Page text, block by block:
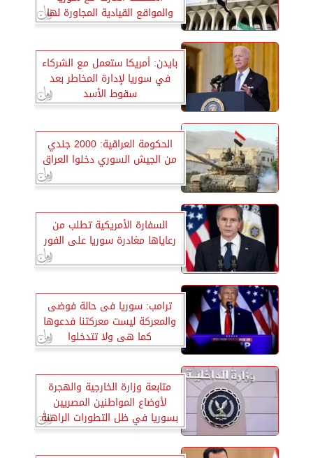
والمواقع القيادية المجاورة لها
بايدن: أمريكا ستعمل مع الشركاء
في سوريا لإدارة المخاطر بعد
سقوط الأسد
الحكومة العراقية: 2000 جندي
من الجيش السوري دخلوا العراق
السفارة الأمريكية تطلب من
رعاياها مغادرة سوريا على الفور
ترامب: سوريا فى حالة فوضى
والمعركة ليست معركتنا فدعوها
كما هى ولا تتدخلوا
متابعة وزارة الخارجية والهجرة
لأوضاع المواطنين المصريين
بسوريا في ظل التطورات الراهنة